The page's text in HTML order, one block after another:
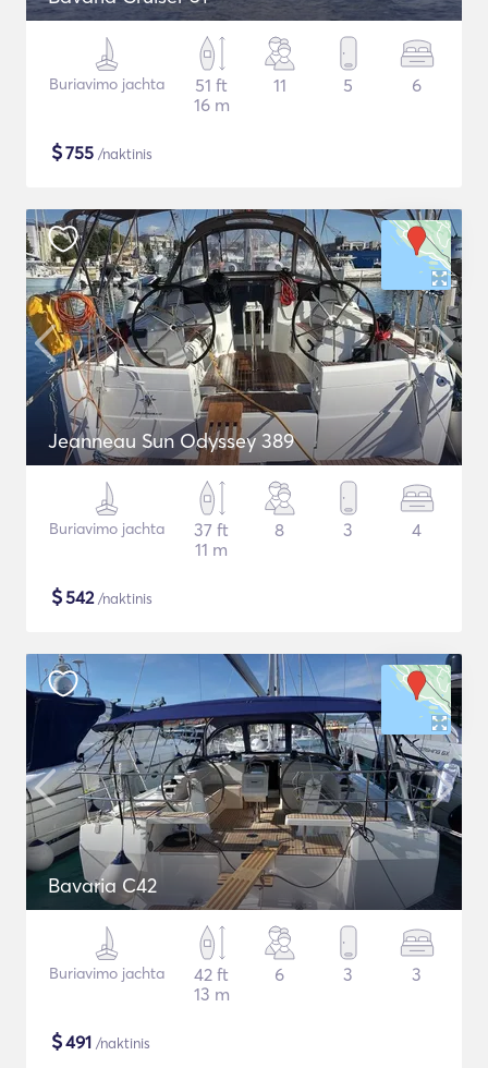
Buriavimo jachta
51 ft
16 m
11 5 6
$755 /naktinis
Jeanneau Sun Odyssey 389
Buriavimo jachta
37 ft
11 m
8 3 4
$542/naktinis
Bavaria C42
Buriavimo jachta
42 ft
13 m
6 3 3
$491 /naktinis